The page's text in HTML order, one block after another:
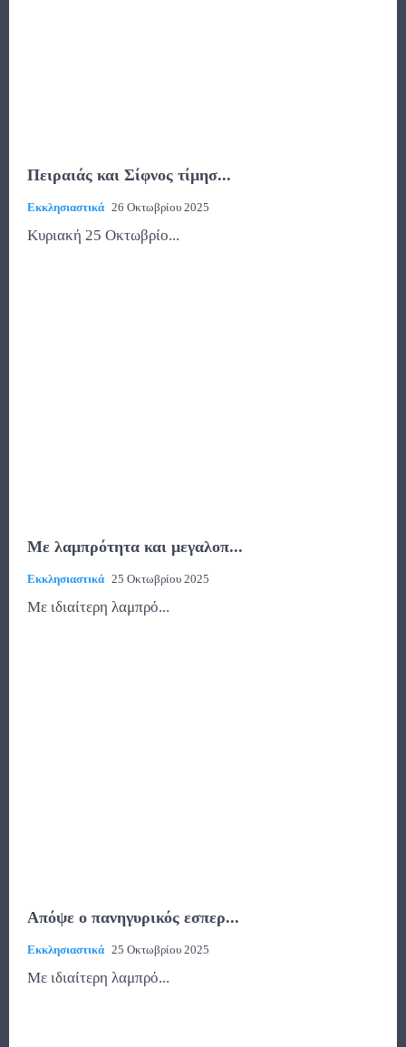
Πειραιάς και Σίφνος τίμησ...
Εκκλησιαστικά 26 Οκτωβρίου 2025
Κυριακή 25 Οκτωβρίο...
Με λαμπρότητα και μεγαλοπ...
Εκκλησιαστικά 25 Οκτωβρίου 2025
Με ιδιαίτερη λαμπρό...
Απόψε ο πανηγυρικός εσπερ...
Εκκλησιαστικά 25 Οκτωβρίου 2025
Με ιδιαίτερη λαμπρό...